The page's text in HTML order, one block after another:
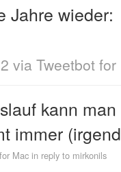
Jahre wieder:
via Tweetbot for
kann
immer
Mac in reply to mirkonils